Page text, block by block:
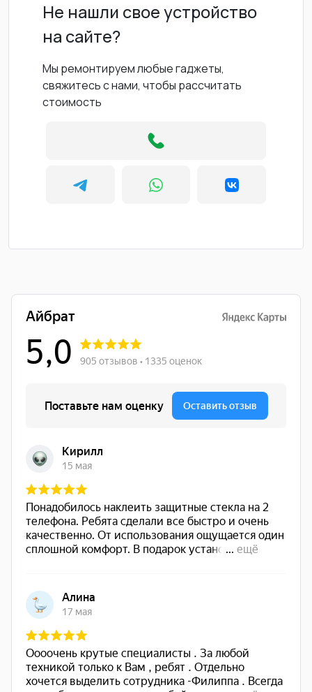
Не нашли свое устройство
на сайте?
Мы ремонтируем любые гаджеты,
свяжитесь с нами, чтобы рассчитать
стоимость